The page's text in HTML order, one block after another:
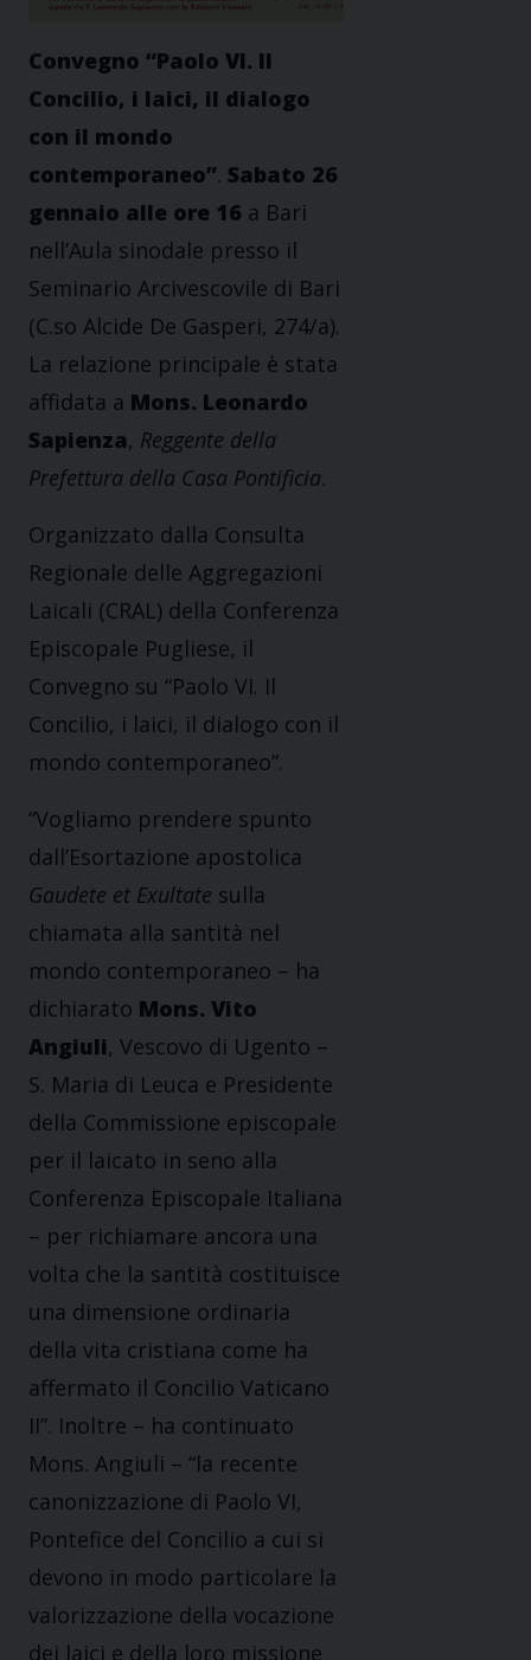
Convegno “Paolo VI. Il
Concilio, i laici, il dialogo
con il mondo
contemporaneo”. Sabato 26
gennaio alle ore 16 a Bari
nell’Aula sinodale presso il
Seminario Arcivescovile di Bari
(C.so Alcide De Gasperi, 274/a).
La relazione principale è stata
affidata a Mons. Leonardo
Sapienza, Reggente della
Prefettura della Casa Pontificia.
Organizzato dalla Consulta
Regionale delle Aggregazioni
Laicali (CRAL) della Conferenza
Episcopale Pugliese, il
Convegno su “Paolo VI. Il
Concilio, i laici, il dialogo con il
mondo contemporaneo”.
“Vogliamo prendere spunto
dall’Esortazione apostolica
Gaudete et Exultate sulla
chiamata alla santità nel
mondo contemporaneo – ha
dichiarato Mons. Vito
Angiuli, Vescovo di Ugento –
S. Maria di Leuca e Presidente
della Commissione episcopale
per il laicato in seno alla
Conferenza Episcopale Italiana
– per richiamare ancora una
volta che la santità costituisce
una dimensione ordinaria
della vita cristiana come ha
affermato il Concilio Vaticano
II”. Inoltre – ha continuato
Mons. Angiuli – “la recente
canonizzazione di Paolo VI,
Pontefice del Concilio a cui si
devono in modo particolare la
valorizzazione della vocazione
dei laici e della loro missione